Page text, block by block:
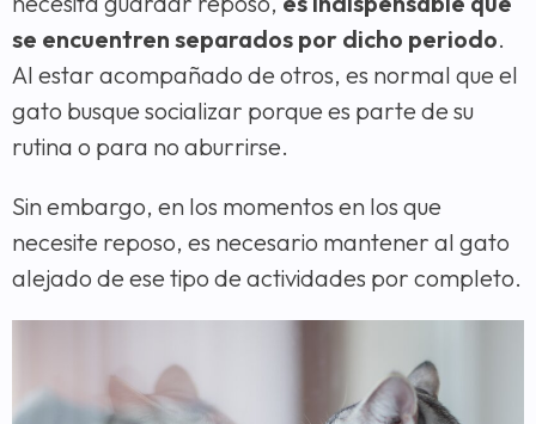
se encuentren separados por dicho periodo.
Al estar acompañado de otros, es normal que el
gato busque socializar porque es parte de su
rutina o para no aburrirse.
Sin embargo, en los momentos en los que
necesite reposo, es necesario mantener al gato
alejado de ese tipo de actividades por completo.